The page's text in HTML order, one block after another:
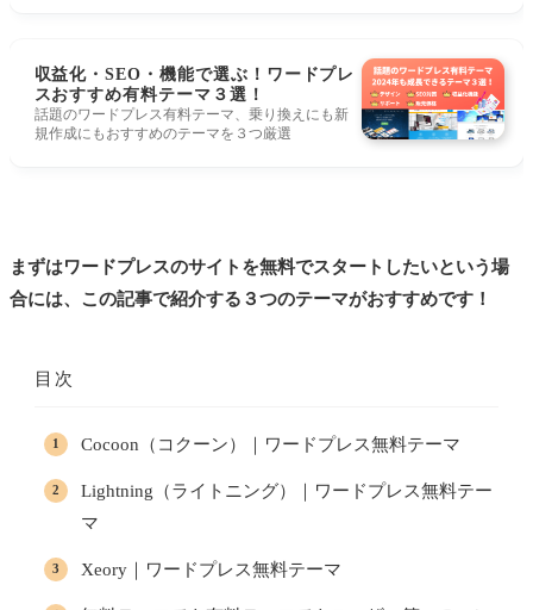
EWLL」「STORK19」など、ここを見れば人気・
実力のあるワードプレステーマがわかります。
収益化・SEO・機能で選ぶ！ワードプレ
スおすすめ有料テーマ３選！
話題のワードプレス有料テーマ、乗り換えにも新
規作成にもおすすめのテーマを３つ厳選
まずはワードプレスのサイトを無料でスタートしたいという場
合には、この記事で紹介する３つのテーマがおすすめです！
目次
Cocoon（コクーン）｜ワードプレス無料テーマ
Lightning（ライトニング）｜ワードプレス無料テー
マ
Xeory｜ワードプレス無料テーマ